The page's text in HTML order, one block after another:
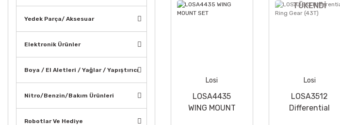
Yedek Parça/ Aksesuar
Elektronik Ürünler
Boya / El Aletleri / Yağlar / Yapıştırıcı
Nitro/Benzin/Bakım Ürünleri
Robotlar Ve Hediye
Losi
LOSA4435
WING MOUNT
TÜKENDİ
Losi
LOSA3512
Differential